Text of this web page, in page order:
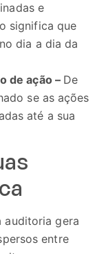
e
significa que
dia a dia da
de ação – De
se as ações
até a sua
auditoria gera
entre